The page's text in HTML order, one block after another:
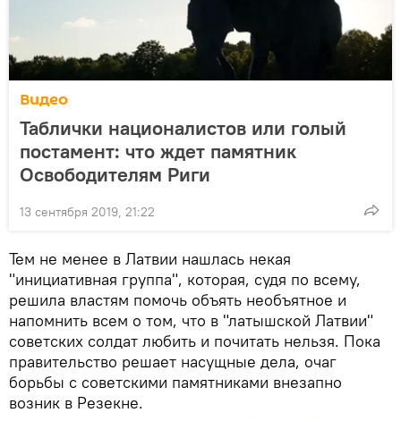
Видео
Таблички националистов или голый
постамент: что ждет памятник
Освободителям Риги
13 сентября 2019, 21:22
Тем не менее в Латвии нашлась некая
"инициативная группа", которая, судя по всему,
решила властям помочь объять необъятное и
напомнить всем о том, что в "латышской Латвии"
советских солдат любить и почитать нельзя. Пока
правительство решает насущные дела, очаг
борьбы с советскими памятниками внезапно
возник в Резекне.